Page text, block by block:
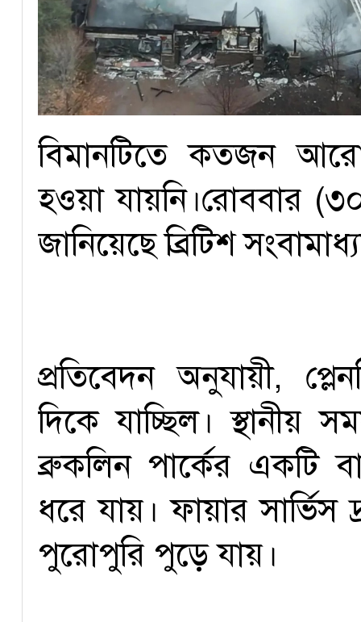
বিমানটিতে কতজন
হওয়া যায়নি।রোববার
জানিয়েছে ব্রিটিশ
প্রতিবেদন অনুযায়ী,
দিকে যাচ্ছিল। স্থানীয়
ব্রুকলিন পার্কের
ধরে যায়। ফায়ার সার্ভিস
পুরোপুরি পুড়ে যায়।